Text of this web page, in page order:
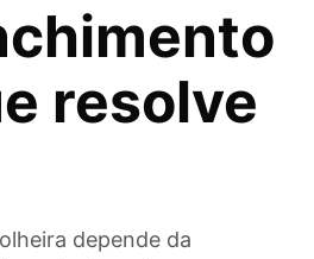
resolve
depende da